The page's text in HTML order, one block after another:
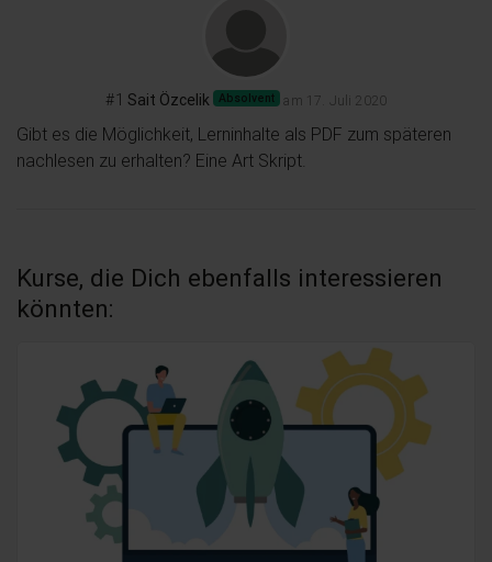
#1 Sait Özcelik Absolvent am 17. Juli 2020
Gibt es die Möglichkeit, Lerninhalte als PDF zum späteren
nachlesen zu erhalten? Eine Art Skript.
Kurse, die Dich ebenfalls interessieren
könnten: